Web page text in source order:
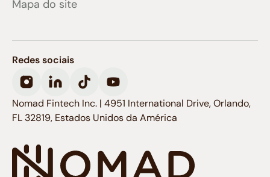
Mapa do site
Redes sociais
Nomad Fintech Inc. | 4951 International Drive, Orlando,
FL 32819, Estados Unidos da América